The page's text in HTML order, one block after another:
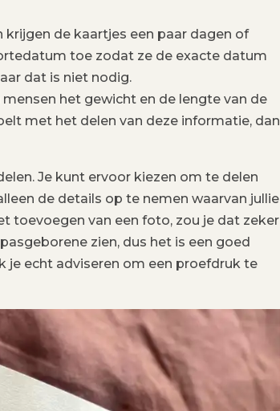
krijgen de kaartjes een paar dagen of
toe zodat ze de exacte datum
dat is niet nodig.
het gewicht en de lengte van de
met het delen van deze informatie, dan
Je kunt ervoor kiezen om te delen
de details op te nemen waarvan jullie
toevoegen van een foto, zou je dat zeker
zien, dus het is een goed
je echt adviseren om een proefdruk te